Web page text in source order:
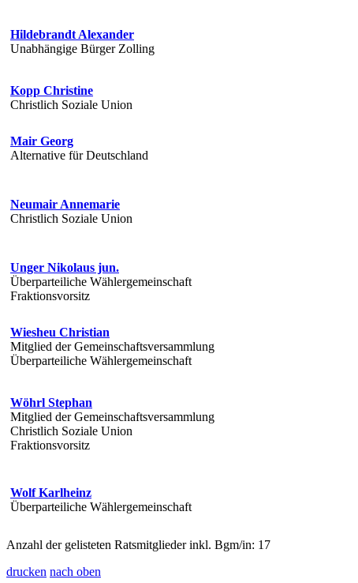
Hildebrandt Alexander
Unabhängige Bürger Zolling
Kopp Christine
Christlich Soziale Union
Mair Georg
Alternative für Deutschland
Neumair Annemarie
Christlich Soziale Union
Unger Nikolaus jun.
Überparteiliche Wählergemeinschaft
Fraktionsvorsitz
Wiesheu Christian
Mitglied der Gemeinschaftsversammlung
Überparteiliche Wählergemeinschaft
Wöhrl Stephan
Mitglied der Gemeinschaftsversammlung
Christlich Soziale Union
Fraktionsvorsitz
Wolf Karlheinz
Überparteiliche Wählergemeinschaft
Anzahl der gelisteten Ratsmitglieder inkl. Bgm/in: 17
drucken nach oben